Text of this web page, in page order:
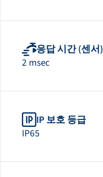
응답 시간 (센서)
2 msec
IP 보호 등급
IP65